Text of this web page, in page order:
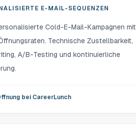
E-MAIL-SEQUENZEN
Cold-E-Mail-Kampagnen mit
Technische Zustellbarkeit,
A/B-Testing und kontinuierliche
bei CareerLunch